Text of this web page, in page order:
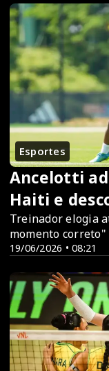
Esportes
19/06/2026 • 08:21
Ancelotti
Haiti e
Treinador elogia
momento correto"